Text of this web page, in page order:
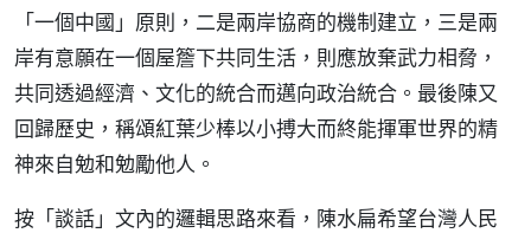
「一個中國」原則，二是兩岸協商的機制建立，三是兩
岸有意願在一個屋簷下共同生活，則應放棄武力相脅，
共同透過經濟、文化的統合而邁向政治統合。最後陳又
回歸歷史，稱頌紅葉少棒以小搏大而終能揮軍世界的精
神來自勉和勉勵他人。
按「談話」文內的邏輯思路來看，陳水扁希望台灣人民